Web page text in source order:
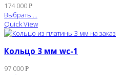
174 000 Р
Выбрать ...
Quick View
Кольцо 3 мм wc-1
97 000 Р